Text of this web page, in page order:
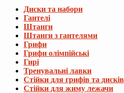
Диски та набори
Гантелі
Штанги
Штанги з гантелями
Грифи
Грифи олімпійські
Гирі
Тренувальні лавки
Стійки для грифів та дисків
Стійки для жиму лежачи